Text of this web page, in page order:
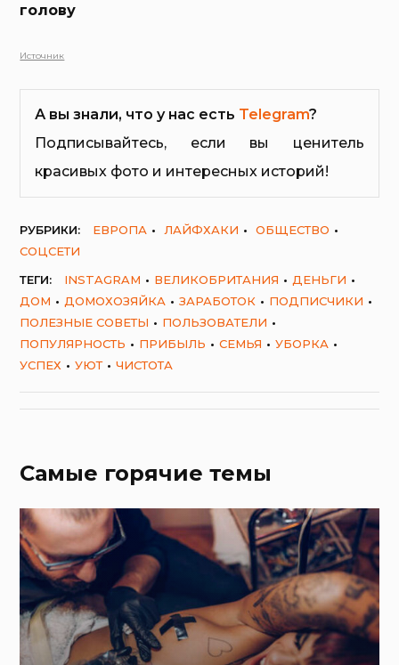
голову
Источник
А вы знали, что у нас есть Telegram?
Подписывайтесь, если вы ценитель
красивых фото и интересных историй!
РУБРИКИ: ЕВРОПА ЛАЙФХАКИ
ОБЩЕСТВО
СОЦСЕТИ
ТЕГИ:
INSTAGRAM ВЕЛИКОБРИТАНИЯ
ДЕНЬГИ
ДОМ
ДОМОХОЗЯЙКА ЗАРАБОТОК
ПОДПИСЧИКИ
ПОЛЕЗНЫЕ СОВЕТЫ
ПОЛЬЗОВАТЕЛИ
ПОПУЛЯРНОСТЬ
ПРИБЫЛЬ СЕМЬЯ
УБОРКА
УСПЕХ
УЮТ ЧИСТОТА
Самые горячие темы